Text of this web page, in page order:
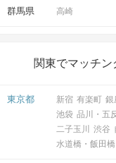
群馬県 高崎
関東でマッチン
東京都 新宿 有楽町 銀
池袋 品川・五
二子玉川
渋谷
水道橋・飯田橋